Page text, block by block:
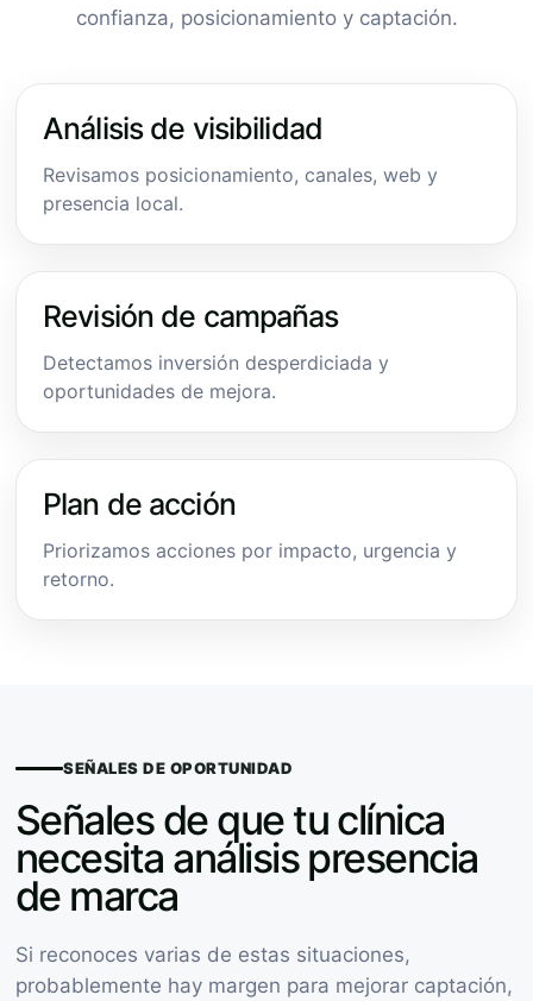
confianza, posicionamiento y captación.
Análisis de visibilidad
Revisamos posicionamiento, canales, web y
presencia local.
Revisión de campañas
Detectamos inversión desperdiciada y
oportunidades de mejora.
Plan de acción
Priorizamos acciones por impacto, urgencia y
retorno.
SEÑALES DE OPORTUNIDAD
Señales de que tu clínica
necesita análisis presencia
de marca
Si reconoces varias de estas situaciones,
probablemente hay margen para mejorar captación,